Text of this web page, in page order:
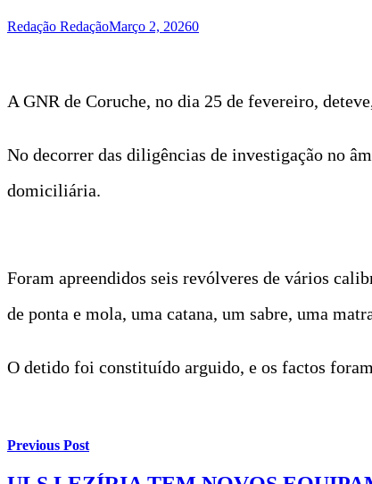
Redação RedaçãoMarço 2, 20260
A GNR de Coruche, no dia 25 de fevereiro,
No decorrer das diligências de investigação no
domiciliária.
Foram apreendidos seis revólveres de vários
de ponta e mola, uma catana, um sabre, uma
O detido foi constituído arguido, e os factos
Previous Post